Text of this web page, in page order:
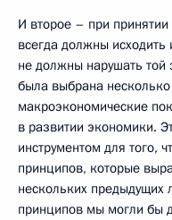
И второе – при
всегда должны
не должны нарушать той
была выбрана
макроэкономические
в развитии экономики.
инструментом для того,
принципов, которые
нескольких предыдущих
принципов мы могли бы